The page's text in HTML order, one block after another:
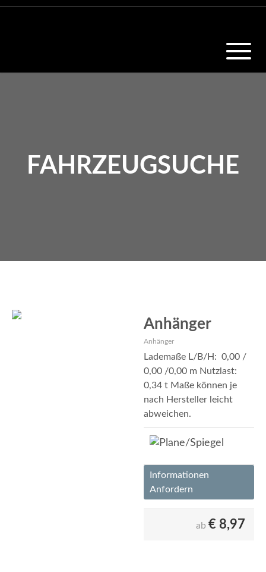
FAHRZEUGSUCHE
Anhänger
Anhänger
Lademaße L/B/H: 0,00 /
0,00 /0,00 m Nutzlast:
0,34 t Maße können je
nach Hersteller leicht
abweichen.
Informationen
Anfordern
ab € 8,97